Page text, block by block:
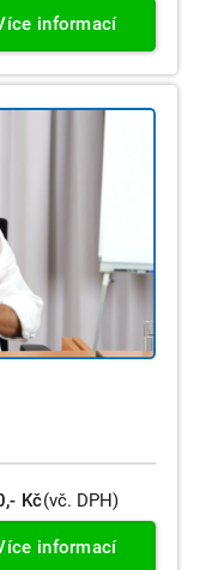
informací
Kč(vč. DPH)
informací